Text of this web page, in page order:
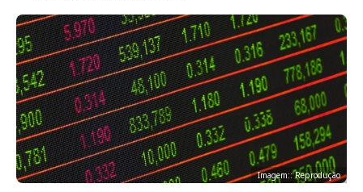
Imagem:: Reprodução